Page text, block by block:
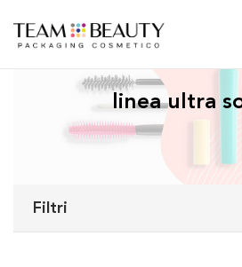
linea ultra
Filtri